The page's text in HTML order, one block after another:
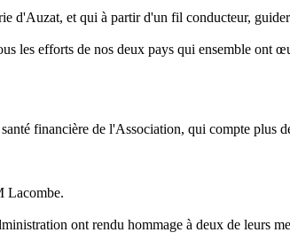
d'Auzat, et qui à partir d'un fil conducteur,
les efforts de nos deux pays qui ensemble ont
financière de l'Association, qui compte plus
Lacombe.
ont rendu hommage à deux de leurs